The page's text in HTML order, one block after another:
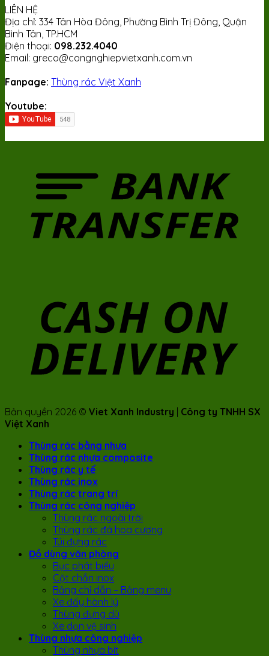
LIÊN HỆ
Địa chỉ: 334 Tân Hòa Đông, Phường Bình Trị Đông, Quận
Bình Tân, TP.HCM
Điện thoại: 098.232.4040
Email: greco@congnghiepvietxanh.com.vn
Fanpage: Thùng rác Việt Xanh
Youtube:
Bản quyền 2026 © Viet Xanh Industry | Công ty TNHH SX
Việt Xanh
Thùng rác bằng nhựa
Thùng rác nhựa composite
Thùng rác y tế
Thùng rác inox
Thùng rác trang trí
Thùng rác công nghiệp
Thùng rác ngoài trời
Thùng rác đá hoa cương
Túi đựng rác
Đồ dùng văn phòng
Bục phát biểu
Cột chắn inox
Bảng chỉ dẫn – Bảng menu
Xe đẩy hành lý
Thùng đựng dù
Xe dọn vệ sinh
Thùng nhựa công nghiệp
Thùng nhựa bít